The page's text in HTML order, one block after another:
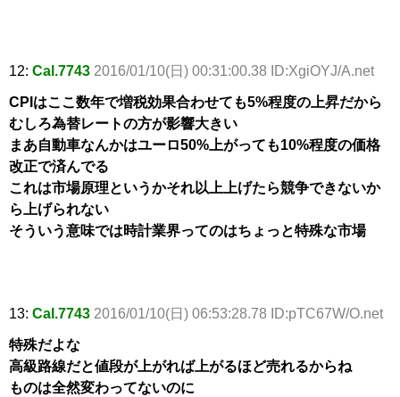
12: Cal.7743 2016/01/10(日) 00:31:00.38 ID:XgiOYJ/A.net
CPIはここ数年で増税効果合わせても5%程度の上昇だから
むしろ為替レートの方が影響大きい
まあ自動車なんかはユーロ50%上がっても10%程度の価格
改正で済んでる
これは市場原理というかそれ以上上げたら競争できないか
ら上げられない
そういう意味では時計業界ってのはちょっと特殊な市場
13: Cal.7743 2016/01/10(日) 06:53:28.78 ID:pTC67W/O.net
特殊だよな
高級路線だと値段が上がれば上がるほど売れるからね
ものは全然変わってないのに